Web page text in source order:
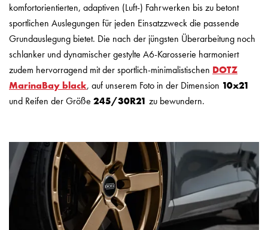
komfortorientierten, adaptiven (Luft-) Fahrwerken bis zu betont
sportlichen Auslegungen für jeden Einsatzzweck die passende
Grundauslegung bietet. Die nach der jüngsten Überarbeitung noch
schlanker und dynamischer gestylte A6-Karosserie harmoniert
zudem hervorragend mit der sportlich-minimalistischen DOTZ
MarinaBay black, auf unserem Foto in der Dimension 10x21
und Reifen der Größe 245/30R21 zu bewundern.